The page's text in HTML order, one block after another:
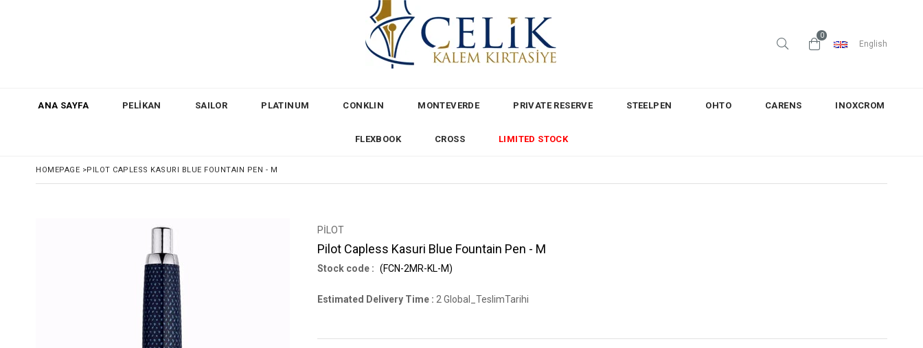
0
English
ANA SAYFA PELİKAN SAILOR PLATINUM CONKLIN MONTEVERDE PRIVATE RESERVE STEELPEN OHTO CARENS INOXCROM
FLEXBOOK CROSS LIMITED STOCK
HOMEPAGE >PILOT CAPLESS KASURI BLUE FOUNTAIN PEN - M
PİLOT
Pilot Capless Kasuri Blue Fountain Pen - M
(FCN-2MR-KL-M)
Estimated Delivery Time : 2 Global_TeslimTarihi